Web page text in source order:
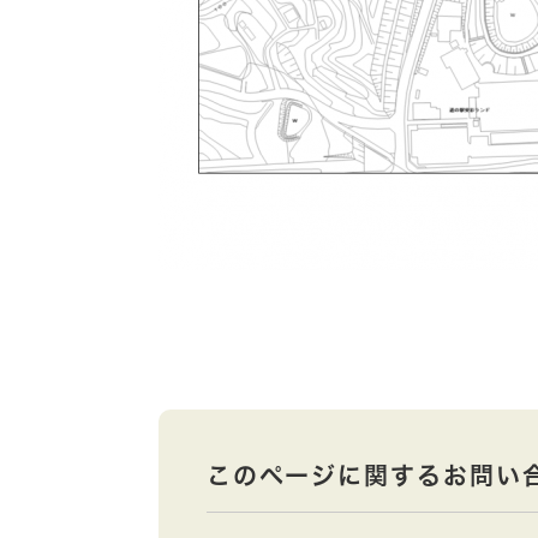
このページに関するお問い